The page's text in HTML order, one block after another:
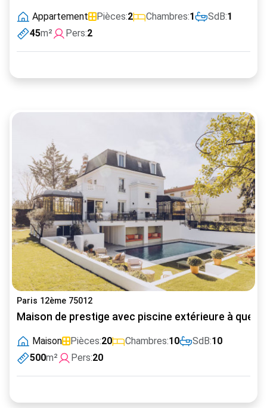
Appartement Pièces:2 Chambres:1 SdB:1
45m² Pers:2
Paris 12ème 75012
Maison de prestige avec piscine extérieure à
Maison Pièces:20 Chambres:10 SdB:10
500m² Pers:20